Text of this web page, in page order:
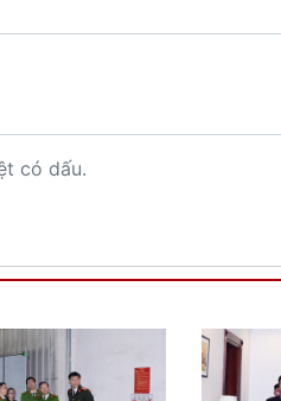
có dấu.